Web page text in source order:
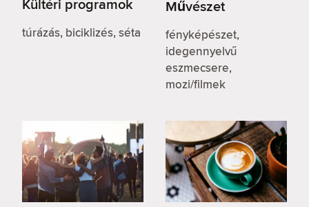
Kültéri programok
túrázás, biciklizés, séta
Művészet
fényképészet,
idegennyelvű
eszmecsere,
mozi/filmek